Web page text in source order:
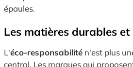
épaules.
Les matières durables et
L'éco-responsabilité n'est plus
central. Les marques qui